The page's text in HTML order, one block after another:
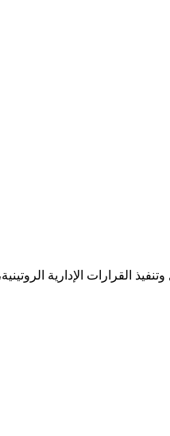
القرارات الإدارية